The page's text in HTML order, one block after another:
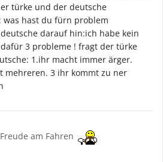
türke und der deutsche
was hast du fürn problem
darauf hin:ich habe kein
3 probleme ! fragt der türke
1.ihr macht immer ärger.
mehreren. 3 ihr kommt zu ner
am Fahren